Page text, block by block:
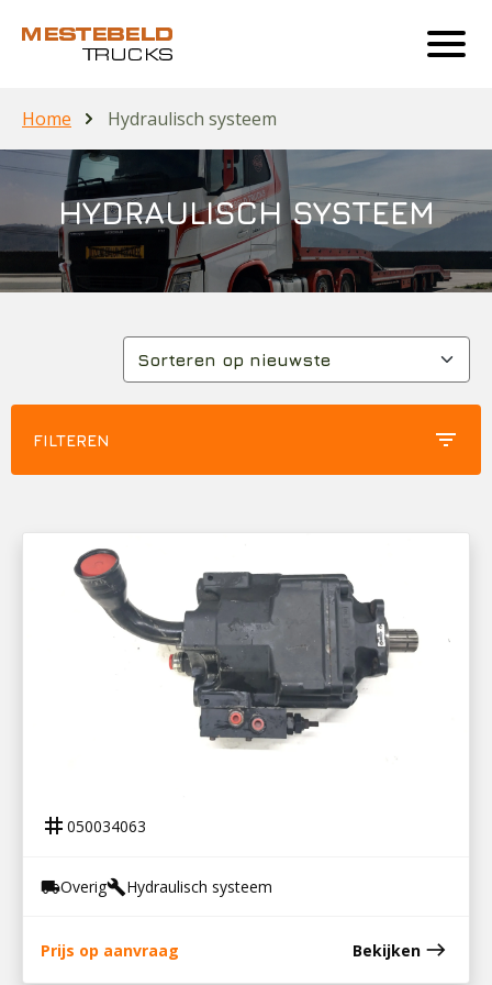
Home Hydraulisch systeem
HYDRAULISCH SYSTEEM
FILTEREN filter_list
tag 050034063
local_shippingOverigbuildHydraulisch systeem
Prijs op aanvraag Bekijken east